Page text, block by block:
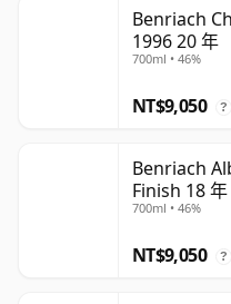
Benriach
1996 20 年
700ml • 46%
NT$9,050 ?
Benriach
Finish 18 年
700ml • 46%
NT$9,050 ?